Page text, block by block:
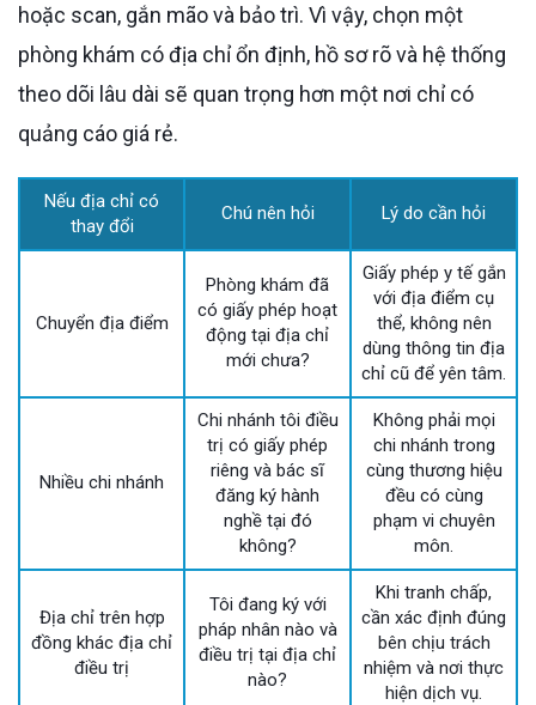
hoặc scan, gắn mão và bảo trì. Vì vậy, chọn một
phòng khám có địa chỉ ổn định, hồ sơ rõ và hệ thống
theo dõi lâu dài sẽ quan trọng hơn một nơi chỉ có
quảng cáo giá rẻ.
Nếu địa chỉ có
thay đổi
Chú nên hỏi Lý do cần hỏi
Chuyển địa điểm
Phòng khám đã
có giấy phép hoạt
động tại địa chỉ
mới chưa?
Giấy phép y tế gắn
với địa điểm cụ
thể, không nên
dùng thông tin địa
chỉ cũ để yên tâm.
Nhiều chi nhánh
Chi nhánh tôi điều
trị có giấy phép
riêng và bác sĩ
đăng ký hành
nghề tại đó
không?
Không phải mọi
chi nhánh trong
cùng thương hiệu
đều có cùng
phạm vi chuyên
môn.
Địa chỉ trên hợp
đồng khác địa chỉ
điều trị
Tôi đang ký với
pháp nhân nào và
điều trị tại địa chỉ
nào?
Khi tranh chấp,
cần xác định đúng
bên chịu trách
nhiệm và nơi thực
hiện dịch vụ.